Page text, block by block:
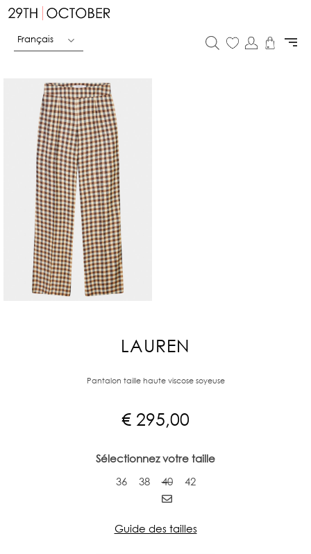
Français
LAUREN
Pantalon taille haute viscose soyeuse
€ 295,00
Sélectionnez votre taille
36
38 40 42
Guide des tailles